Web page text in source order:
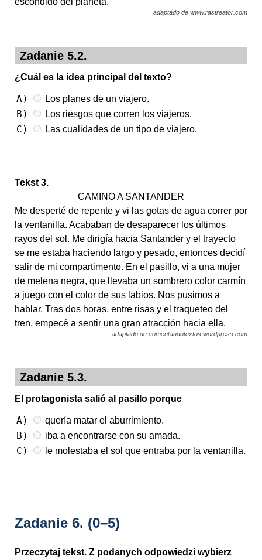
adaptado de www.rastreator.com
Zadanie 5.2.
¿Cuál es la idea principal del texto?
A) Los planes de un viajero.
B) Los riesgos que corren los viajeros.
C) Las cualidades de un tipo de viajero.
Tekst 3.
CAMINO A SANTANDER
Me desperté de repente y vi las gotas de agua correr por
la ventanilla. Acababan de desaparecer los últimos
rayos del sol. Me dirigía hacia Santander y el trayecto
se me estaba haciendo largo y pesado, entonces decidí
salir de mi compartimento. En el pasillo, vi a una mujer
de melena negra, que llevaba un sombrero color carmín
a juego con el color de sus labios. Nos pusimos a
hablar. Tras dos horas, entre risas y el traqueteo del
tren, empecé a sentir una gran atracción hacia ella.
adaptado de comentandotextos.wordpress.com
Zadanie 5.3.
El protagonista salió al pasillo porque
A) quería matar el aburrimiento.
B) iba a encontrarse con su amada.
C) le molestaba el sol que entraba por la ventanilla.
Zadanie 6. (0–5)
Przeczytaj tekst. Z podanych odpowiedzi wybierz